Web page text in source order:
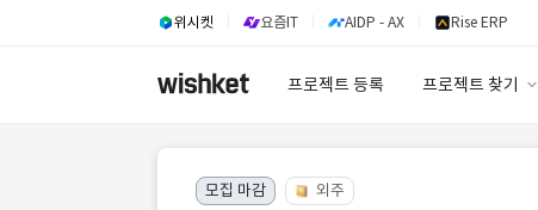
위시켓 요즘IT AIDP - AX Rise ERP
프로젝트 등록 프로젝트 찾기
모집 마감 외주